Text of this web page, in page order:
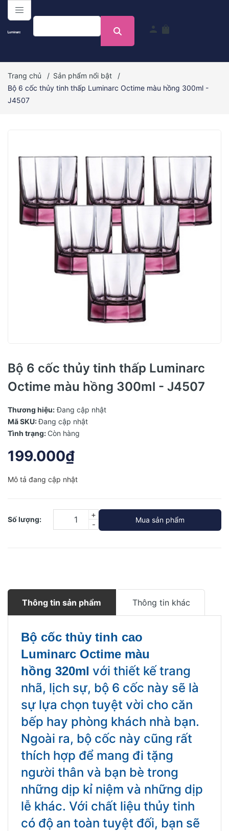
menu
person shopping_bag
Trang chủ / Sản phẩm nổi bật
/
Bộ 6 cốc thủy tinh thấp Luminarc Octime màu hồng 300ml -
J4507
Bộ 6 cốc thủy tinh thấp Luminarc
Octime màu hồng 300ml - J4507
Thương hiệu:Đang cập nhật
Mã SKU:Đang cập nhật
Tình trạng: Còn hàng
199.000₫
Mô tả đang cập nhật
Số lượng:
-
+
Mua sản phẩm
Thông tin sản phẩm Thông tin khác
Bộ cốc thủy tinh cao
Luminarc Octime màu
hồng 320ml với thiết kế trang
nhã, lịch sự, bộ 6 cốc này sẽ là
sự lựa chọn tuyệt vời cho căn
bếp hay phòng khách nhà bạn.
Ngoài ra, bộ cốc này cũng rất
thích hợp để mang đi tặng
người thân và bạn bè trong
những dịp kỉ niệm và những dịp
lễ khác. Với chất liệu thủy tinh
có độ an toàn tuyệt đối, bạn sẽ